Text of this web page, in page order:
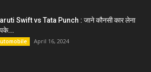
Swift vs Tata Punch : जाने कौनसी कार लेना
April 16, 2024